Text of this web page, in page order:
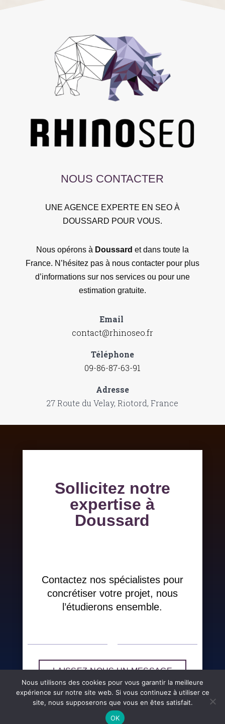
NOUS CONTACTER
UNE AGENCE EXPERTE EN SEO À
DOUSSARD POUR VOUS.
Nous opérons à Doussard et dans toute la
France. N’hésitez pas à nous contacter pour plus
d’informations sur nos services ou pour une
estimation gratuite.
Email
contact@rhinoseo.fr
Téléphone
09-86-87-63-91
Adresse
27 Route du Velay, Riotord, France
Sollicitez notre
expertise à
Doussard
Contactez nos spécialistes pour
concrétiser votre projet, nous
l’étudierons ensemble.
LAISSEZ-NOUS UN MESSAGE
Nous utilisons des cookies pour vous garantir la meilleure
expérience sur notre site web. Si vous continuez à utiliser ce
site, nous supposerons que vous en êtes satisfait.
OK